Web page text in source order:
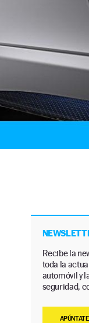
Recibe la
toda la
automóvil y
seguridad,
APÚNTATE